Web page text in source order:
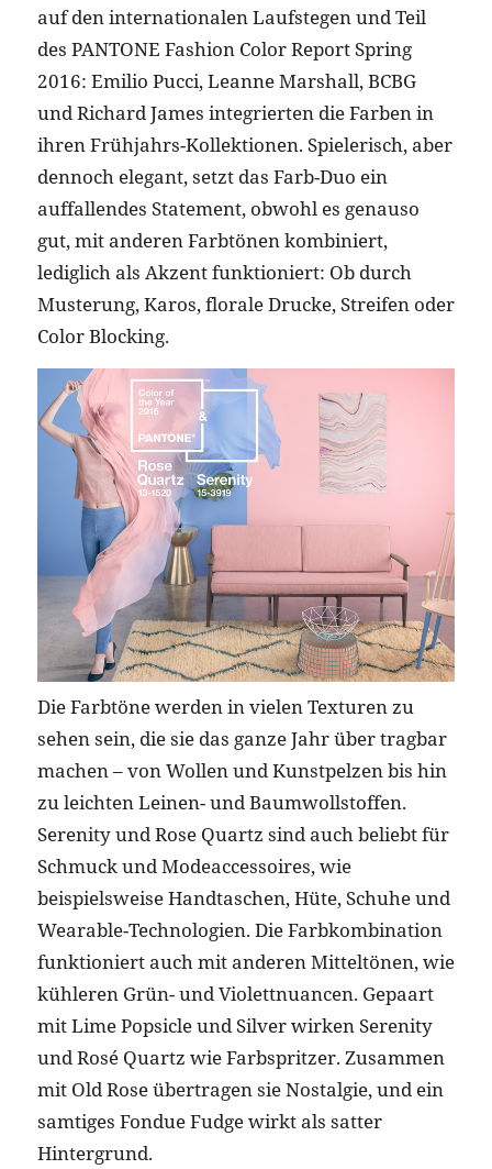
auf den internationalen Laufstegen und Teil
des PANTONE Fashion Color Report Spring
2016: Emilio Pucci, Leanne Marshall, BCBG
und Richard James integrierten die Farben in
ihren Frühjahrs-Kollektionen. Spielerisch, aber
dennoch elegant, setzt das Farb-Duo ein
auffallendes Statement, obwohl es genauso
gut, mit anderen Farbtönen kombiniert,
lediglich als Akzent funktioniert: Ob durch
Musterung, Karos, florale Drucke, Streifen oder
Color Blocking.
Die Farbtöne werden in vielen Texturen zu
sehen sein, die sie das ganze Jahr über tragbar
machen – von Wollen und Kunstpelzen bis hin
zu leichten Leinen- und Baumwollstoffen.
Serenity und Rose Quartz sind auch beliebt für
Schmuck und Modeaccessoires, wie
beispielsweise Handtaschen, Hüte, Schuhe und
Wearable-Technologien. Die Farbkombination
funktioniert auch mit anderen Mitteltönen, wie
kühleren Grün- und Violettnuancen. Gepaart
mit Lime Popsicle und Silver wirken Serenity
und Rosé Quartz wie Farbspritzer. Zusammen
mit Old Rose übertragen sie Nostalgie, und ein
samtiges Fondue Fudge wirkt als satter
Hintergrund.